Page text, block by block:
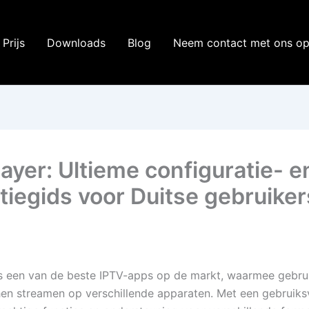
Prijs Downloads Blog Neem contact met ons op
Ultieme configuratie-
voor Duitse
een van de beste IPTV-apps op de markt, waarmee
streamen op verschillende apparaten. Met een